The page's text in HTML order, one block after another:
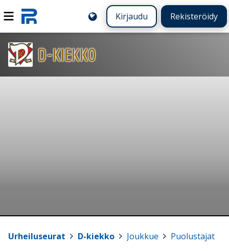
Kirjaudu Rekisteröidy
D-KIEKKO
Urheiluseurat D-kiekko Joukkue Puolustajat